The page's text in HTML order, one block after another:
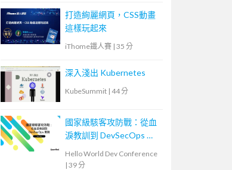
打造絢麗網頁，CSS動畫
這樣玩起來
iThome鐵人賽 | 35 分
深入淺出 Kubernetes
KubeSummit | 44 分
國家級駭客攻防戰：從血
淚教訓到 DevSecOps 實
Hello World Dev Conference
| 39 分